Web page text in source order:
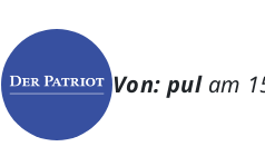
Von: pul am